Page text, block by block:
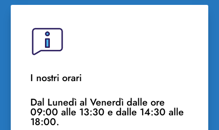
I nostri orari
Dal Lunedì al Venerdì dalle ore
09:00 alle 13:30 e dalle 14:30 alle
18:00.